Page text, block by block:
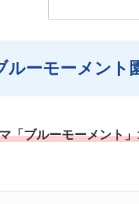
ルーモーメント
「ブルーモーメント」